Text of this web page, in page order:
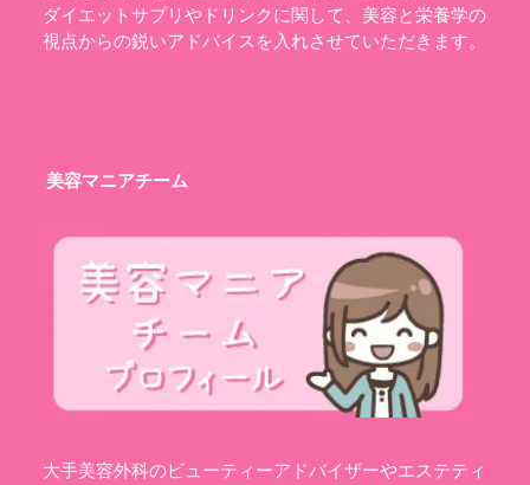
ダイエットサプリやドリンクに関して、美容と栄養学の
視点からの鋭いアドバイスを入れさせていただきます。
美容マニアチーム
大手美容外科のビューティーアドバイザーやエステティ